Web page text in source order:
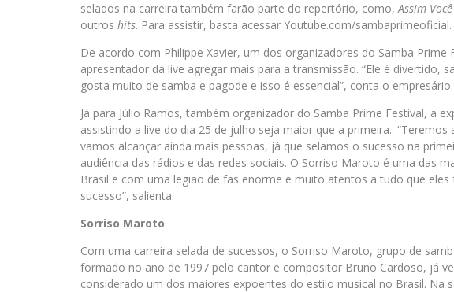
selados na carreira também farão parte do repertório, como,Assim
outros hits. Para assistir, basta acessar Youtube.com/sambaprimeoficial.
De acordo com Philippe Xavier, um dos organizadores do Samba
apresentador da live agregar mais para a transmissão. “Ele é divertido,
gosta muito de samba e pagode e isso é essencial”, conta o empresário.
Já para Júlio Ramos, também organizador do Samba Prime Festival, a
assistindo a live do dia 25 de julho seja maior que a primeira..
vamos alcançar ainda mais pessoas, já que selamos o sucesso na
audiência das rádios e das redes sociais. O Sorriso Maroto é uma das
Brasil e com uma legião de fãs enorme e muito atentos a tudo que
sucesso”, salienta.
Sorriso Maroto
Com uma carreira selada de sucessos, o Sorriso Maroto, grupo de
formado no ano de 1997 pelo cantor e compositor Bruno Cardoso, já
considerado um dos maiores expoentes do estilo musical no Brasil. Na